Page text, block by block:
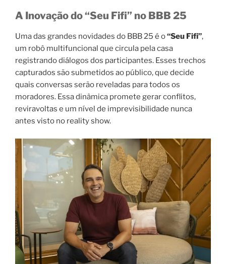
A Inovação do “Seu Fifi” no BBB 25
Uma das grandes novidades do BBB 25 é o“Seu Fifi”,
um robô multifuncional que circula pela casa
registrando diálogos dos participantes. Esses trechos
capturados são submetidos ao público, que decide
quais conversas serão reveladas para todos os
moradores. Essa dinâmica promete gerar conflitos,
reviravoltas e um nível de imprevisibilidade nunca
antes visto no reality show.